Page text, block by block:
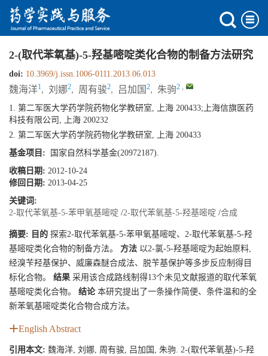
2-(取代苯氧基)-5-羟基嘧啶类化合物的制备方法研究
doi: 10.3969/j.issn.1006-0111.2013.06.013
魏海洋1, 刘娜2, 周有骏2, 吕加国 2, 朱驹2 ,
1. 第二军医大学药学院药物化学教研室, 上海 200433;上海信旗医药
科技有限公司, 上海 200232
2. 第二军医大学药学院药物化学教研室, 上海 200433
基金项目: 国家自然科学基金(20972187).
收稿日期: 2012-10-24
修回日期: 2013-04-25
关键词:
2-取代苯氧基-5-苯甲氧基嘧啶 /2-取代苯氧基-5-羟基嘧啶 /合成
摘要: 目的 探索2-取代苯氧基-5-苯甲氧基嘧啶、2-取代苯氧基-5-羟
基嘧啶类化合物的制备方法。 方法 以2-氯-5-羟基嘧啶为起始原料,
经溴苄羟基保护、威廉森醚合成法、脱苄基保护等多步反应制得目
标化合物。 结果 采用该合成路线制得13个未见文献报道的取代苯氧
基嘧啶类化合物。 结论本研究提出了一条操作简便、条件温和的全
新苯氧基嘧啶类化合物合成方法。
English Abstract
引用本文: 魏海洋, 刘娜, 周有骏, 吕加国, 朱驹. 2-(取代苯氧基)-5-羟